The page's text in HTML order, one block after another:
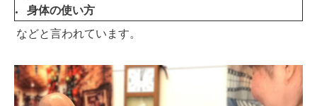
身体の使い方
などと言われています。